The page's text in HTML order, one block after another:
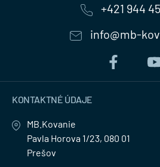
+421 944
info@mb-
KONTAKTNÉ ÚDAJE
MB.Kovanie
Pavla Horova 1/23, 080 01
Prešov